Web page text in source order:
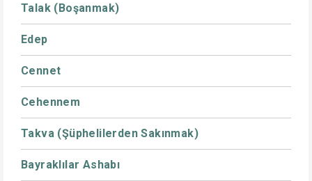
Talak (Boşanmak)
Edep
Cennet
Cehennem
Takva (Şüphelilerden Sakınmak)
Bayraklılar Ashabı